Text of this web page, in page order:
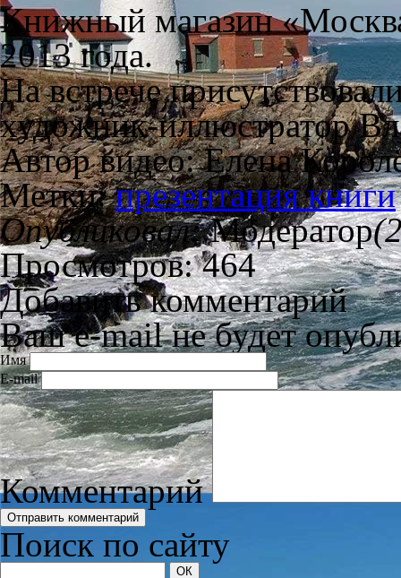
Книжный магазин
2013 года.
На встрече
художник-иллюстратор
Автор видео: Елена
Метки:презентация книги
Опубликовал:Модератор
Просмотров: 464
Добавить комментарий
Ваш e-mail не будет
Имя
E-mail
Комментарий
Поиск по сайту